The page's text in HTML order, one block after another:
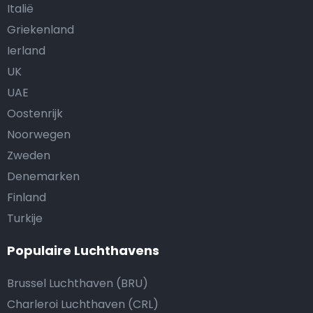
Italië
Griekenland
Ierland
UK
UAE
Oostenrijk
Noorwegen
Zweden
Denemarken
Finland
Turkije
Populaire Luchthavens
Brussel Luchthaven (BRU)
Charleroi Luchthaven (CRL)